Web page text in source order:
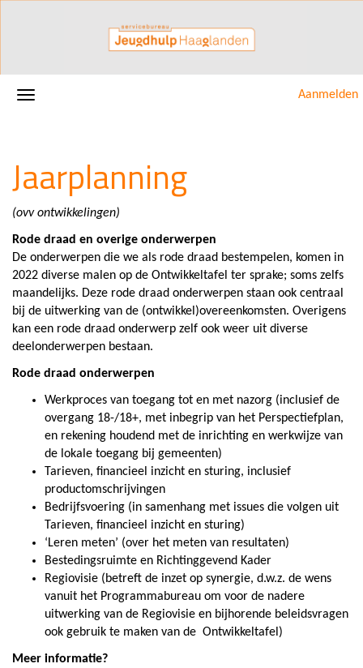
Aanmelden
Jaarplanning
(ovv ontwikkelingen)
Rode draad en overige onderwerpen
De onderwerpen die we als rode draad bestempelen, komen in
2022 diverse malen op de Ontwikkeltafel ter sprake; soms zelfs
maandelijks. Deze rode draad onderwerpen staan ook centraal
bij de uitwerking van de (ontwikkel)overeenkomsten. Overigens
kan een rode draad onderwerp zelf ook weer uit diverse
deelonderwerpen bestaan.
Rode draad onderwerpen
Werkproces van toegang tot en met nazorg (inclusief de
overgang 18-/18+, met inbegrip van het Perspectiefplan,
en rekening houdend met de inrichting en werkwijze van
de lokale toegang bij gemeenten)
Tarieven, financieel inzicht en sturing, inclusief
productomschrijvingen
Bedrijfsvoering (in samenhang met issues die volgen uit
Tarieven, financieel inzicht en sturing)
‘Leren meten’ (over het meten van resultaten)
Bestedingsruimte en Richtinggevend Kader
Regiovisie (betreft de inzet op synergie, d.w.z. de wens
vanuit het Programmabureau om voor de nadere
uitwerking van de Regiovisie en bijhorende beleidsvragen
ook gebruik te maken van de Ontwikkeltafel)
Meer informatie?